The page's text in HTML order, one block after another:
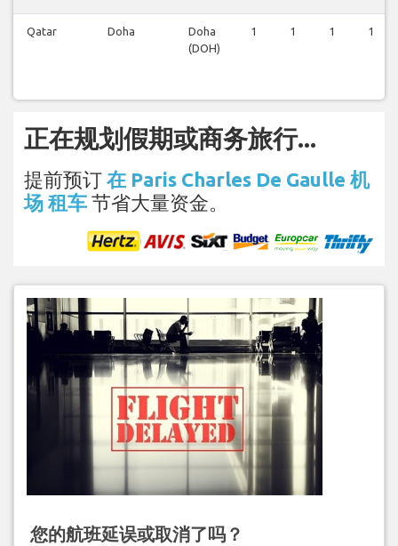
Qatar Doha
Doha
(DOH)
1 1 1 1
正在规划假期或商务旅行...
提前预订 在 Paris Charles De Gaulle 机
场 租车 节省大量资金。
您的航班延误或取消了吗？